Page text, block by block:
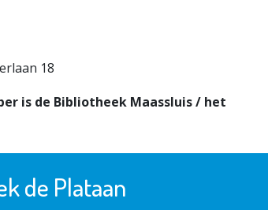
18
is de Bibliotheek Maassluis / het
de Plataan